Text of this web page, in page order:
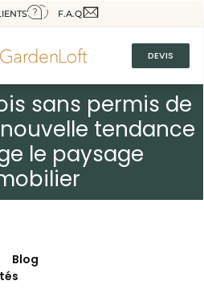
F.A.Q
DEVIS
sans permis de
tendance
le paysage
Blog